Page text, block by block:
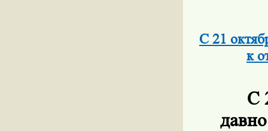
С 21
к
С